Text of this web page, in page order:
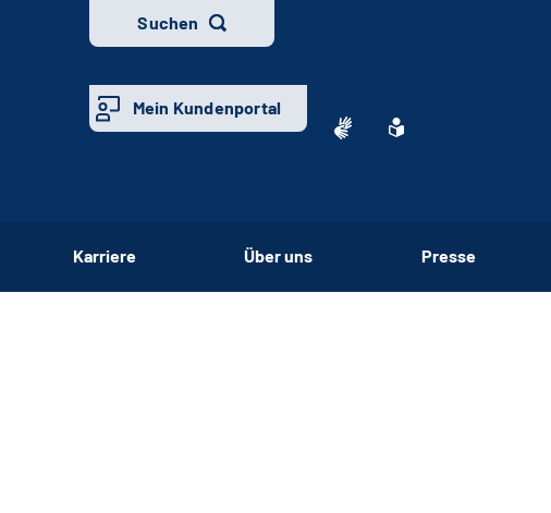
Suchen
Mein Kundenportal
Karriere Über uns Presse